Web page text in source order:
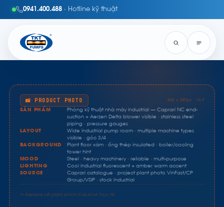
0941.400.488 · Hotline kỹ thuật
📸 PRODUCT PHOTO 860 × 540px · 16:9
SẢN PHẨM
Phòng kỹ thuật nhà máy industrial — Caprari NC end-
suction + Aerzen Delta blower visible · stainless steel
piping · pressure gauges
LAYOUT
Wide industrial pump room · multiple machine types
visible · góc 3/4
BACKGROUND
Plant floor xám · ống thép insulated · boiler/cooling
tower hint
MOOD
Steel · heavy machinery · reliable · multi-purpose
LIGHTING
Cool industrial fluorescent + amber warm accent
SOURCE
Caprari catalogue · project plant photo VinFast/CP
Group/VSIP · stock industrial
↳ Replace với plant photo industrial thực tế